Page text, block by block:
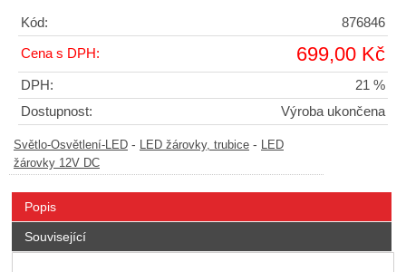
Kód: 876846
Cena s DPH: 699,00 Kč
DPH:
21 %
Dostupnost:
Výroba ukončena
Světlo-Osvětlení-LED - LED žárovky, trubice - LED
žárovky 12V DC
Popis
Související